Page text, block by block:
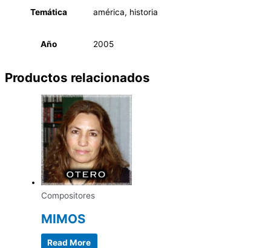
Temática américa, historia
Año 2005
Productos relacionados
Compositores
MIMOS
Read More